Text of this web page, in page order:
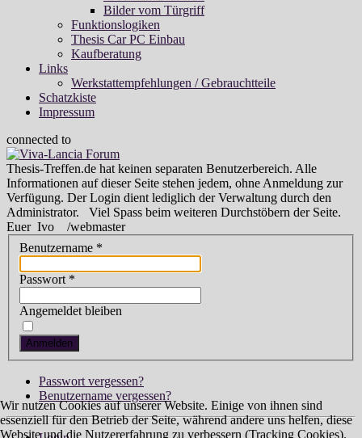
Bilder vom Türgriff
Funktionslogiken
Thesis Car PC Einbau
Kaufberatung
Links
Werkstattempfehlungen / Gebrauchtteile
Schatzkiste
Impressum
connected to
Thesis-Treffen.de hat keinen separaten Benutzerbereich. Alle
Informationen auf dieser Seite stehen jedem, ohne Anmeldung zur
Verfügung. Der Login dient lediglich der Verwaltung durch den
Administrator. Viel Spass beim weiteren Durchstöbern der Seite.
Euer Ivo /webmaster
Benutzername *
Passwort *
Angemeldet bleiben
Anmelden
Passwort vergessen?
Benutzername vergessen?
Wir nutzen Cookies auf unserer Website. Einige von ihnen sind
essenziell für den Betrieb der Seite, während andere uns helfen, diese
Website und die Nutzererfahrung zu verbessern (Tracking Cookies).